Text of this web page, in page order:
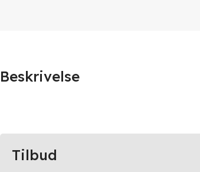
Beskrivelse
Tilbud